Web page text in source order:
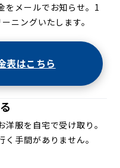
をメールでお知らせ。1
ニングいたします。
表はこちら
洋服を自宅で受け取り。
く手間がありません。